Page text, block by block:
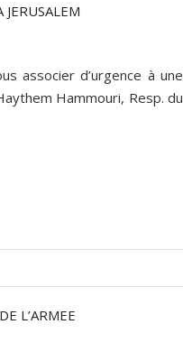
associer d’urgence à une
Hammouri, Resp. du
L’ARMEE